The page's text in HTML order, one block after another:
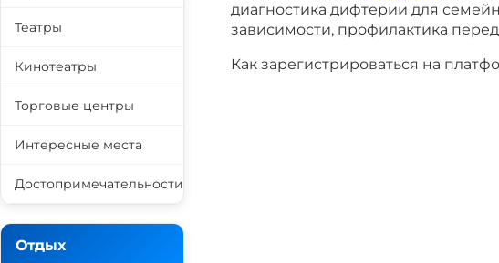
диагностика дифтерии для
зависимости, профилактика
Как зарегистрироваться на
Театры
Кинотеатры
Торговые центры
Интересные места
Достопримечательности
Отдых